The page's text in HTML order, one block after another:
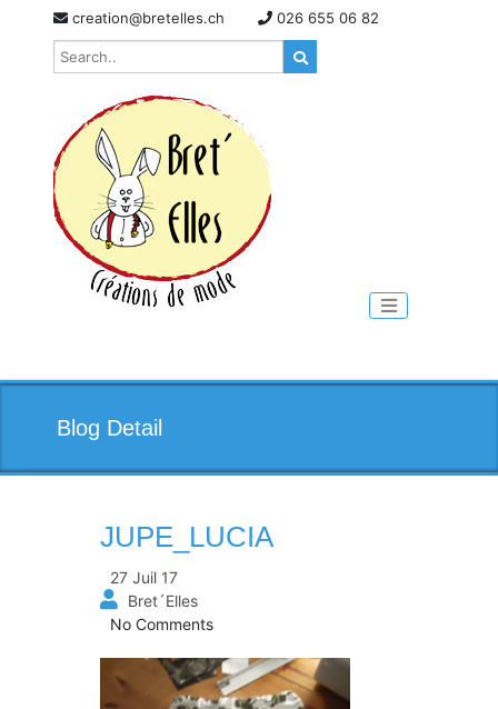
creation@bretelles.ch 026 655 06 82
Toggle
Blog Detail
JUPE_LUCIA
27 Juil 17
Bret´Elles
No Comments